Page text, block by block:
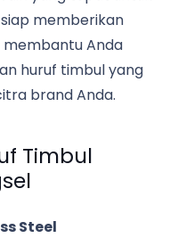
memberikan
membantu Anda
huruf timbul yang
brand Anda.
Timbul
Steel